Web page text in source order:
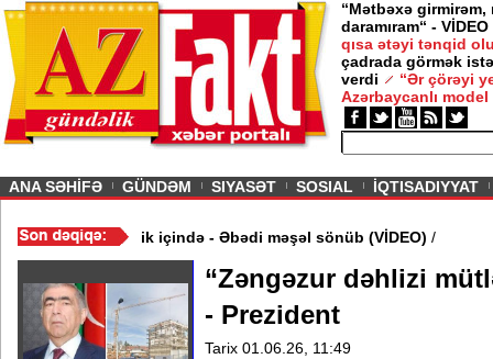
“Mətbəxə girmirəm,
daramıram“ - VİDEO
qısa ətəyi tənqid
çadrada görmək
verdi
“Ər çörəyi
Azərbaycanlı model
ANA SƏHİFƏ GÜNDƏM SIYASƏT SOSIAL İQTISADIYYAT
20 Yanvar abidəsi zibillik içində - Əbədi məşəl sönüb (VİDEO)
“Zəngəzur dəhlizi
- Prezident
Tarix 01.06.26, 11:49